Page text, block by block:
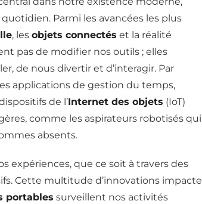
Parmi les avancées les plus
, les objets connectés et la réalité
pas de modifier nos outils ; elles
de nous divertir et d’interagir. Par
applications de gestion du temps,
de l’Internet des objets (IoT)
comme les aspirateurs robotisés qui
absents.
expériences, que ce soit à travers des
Cette multitude d’innovations impacte
portables surveillent nos activités